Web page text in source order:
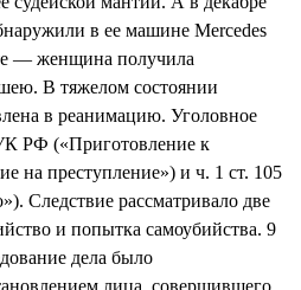
в ее машине Merсedes
— женщина получила
В тяжелом состоянии
в реанимацию. Уголовное
РФ («Приготовление к
на преступление») и ч. 1 ст. 105
Следствие рассматривало две
и попытка самоубийства. 9
дела было
лица, совершившего